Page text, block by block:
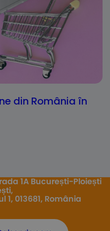
din România în
1A București-Ploiești
1, 013681, România